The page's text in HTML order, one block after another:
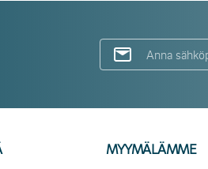
MYYMÄLÄMME